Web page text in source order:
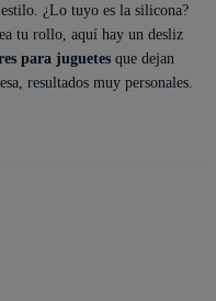
¿Lo tuyo es la silicona?
tu rollo, aquí hay un desliz
para juguetesque dejan
resultados muy personales.